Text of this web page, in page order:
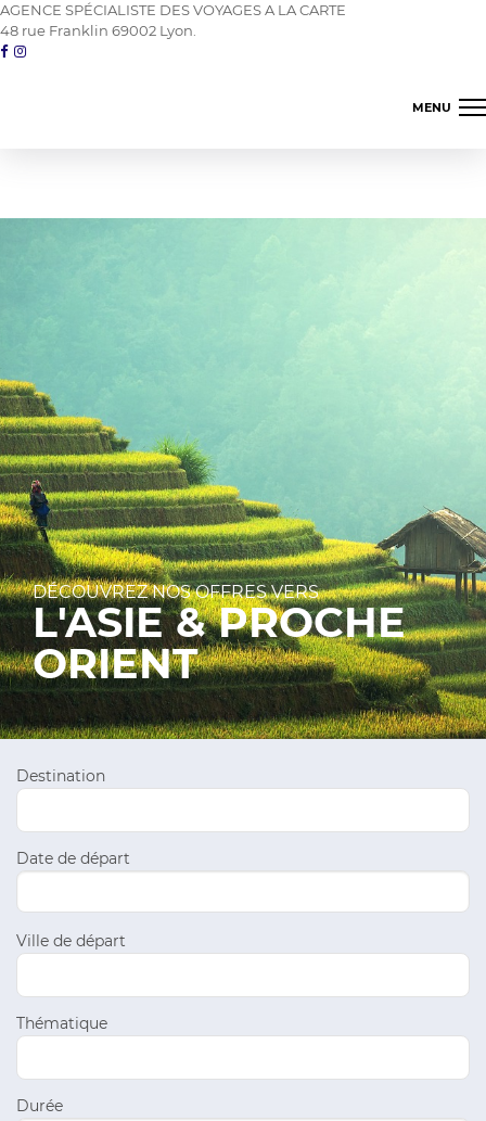
AGENCE SPÉCIALISTE DES VOYAGES A LA CARTE
48 rue Franklin 69002 Lyon.
MENU
Terres d'Afrique
04 78 42 98 82
DÉCOUVREZ NOS OFFRES VERS
L'ASIE & PROCHE
ORIENT
Destination
Date de départ
Ville de départ
Thématique
Durée